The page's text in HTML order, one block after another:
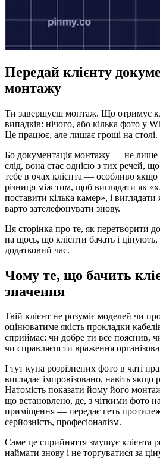
Передай клієнту
монтажу
Ти завершуєш монтаж. Що отримує
випадків: нічого, або кілька фото у
Це працює, але лишає гроші на столі.
Бо документація монтажу — не лише
слід, вона стає однією з тих речей,
тебе в очах клієнта — особливо
різниця між тим, щоб виглядати як
поставити кілька камер», і
варто зателефонувати знову.
Ця сторінка про те, як перетворити
на щось, що клієнти бачать і
додатковий час.
Чому те, що бачить
значення
Твій клієнт не розуміє моделей чи
оцінюватиме якість прокладки
сприймає: чи добре ти все пояснив,
чи справляєш ти враження
І тут купа розрізнених фото в чаті
виглядає імпровізовано, навіть якщо
Натомість показати йому його
що встановлено, де, з чіткими фото
приміщення — передає геть
серйозність, професіоналізм.
Саме це сприйняття змушує клієнта
наймати знову і не торгуватися за